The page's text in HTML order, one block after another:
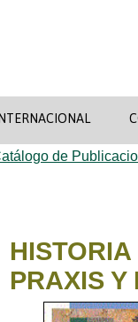
INTERNACIONAL
de
PRAXIS Y